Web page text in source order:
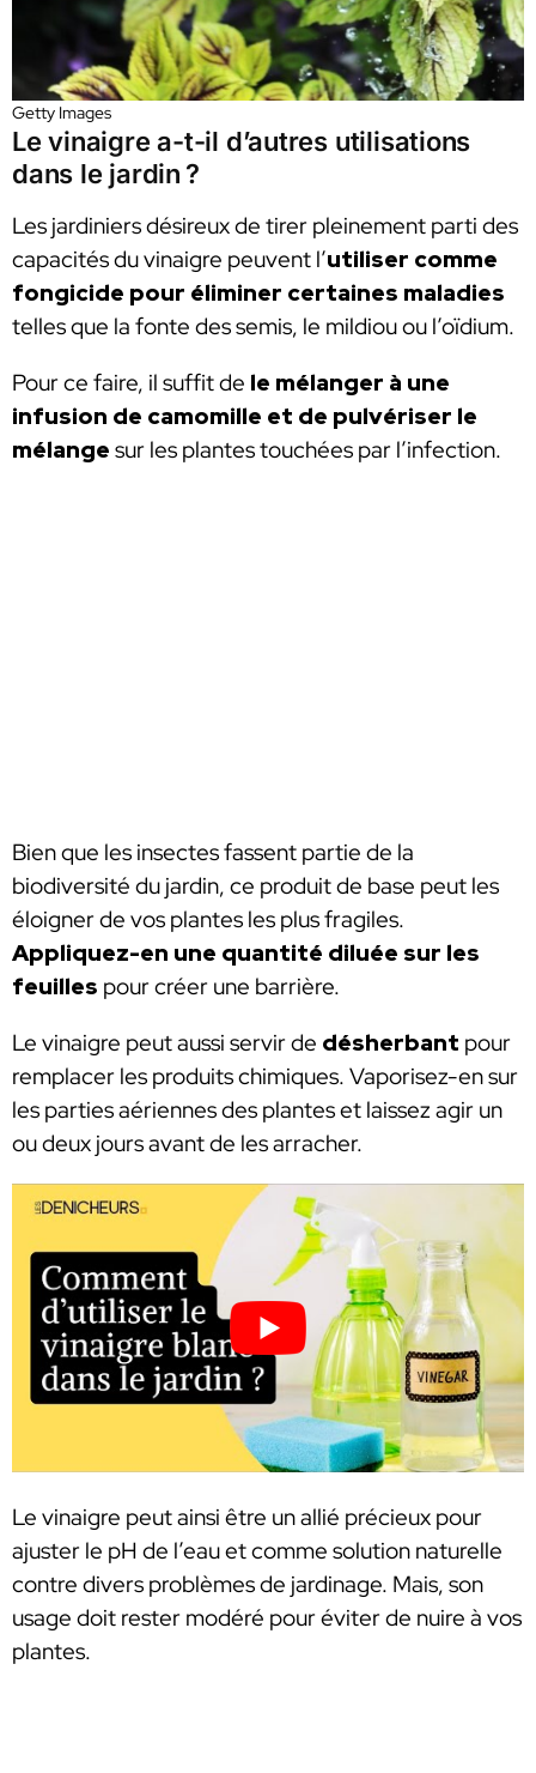
Getty Images
Le vinaigre a-t-il d’autres utilisations
dans le jardin ?
Les jardiniers désireux de tirer pleinement parti des
capacités du vinaigre peuvent l’utiliser comme
fongicide pour éliminer certaines maladies
telles que la fonte des semis, le mildiou ou l’oïdium.
Pour ce faire, il suffit de le mélanger à une
infusion de camomille et de pulvériser le
mélange sur les plantes touchées par l’infection.
Bien que les insectes fassent partie de la
biodiversité du jardin, ce produit de base peut les
éloigner de vos plantes les plus fragiles.
Appliquez-en une quantité diluée sur les
feuilles pour créer une barrière.
Le vinaigre peut aussi servir de désherbant pour
remplacer les produits chimiques. Vaporisez-en sur
les parties aériennes des plantes et laissez agir un
ou deux jours avant de les arracher.
Le vinaigre peut ainsi être un allié précieux pour
ajuster le pH de l’eau et comme solution naturelle
contre divers problèmes de jardinage. Mais, son
usage doit rester modéré pour éviter de nuire à vos
plantes.